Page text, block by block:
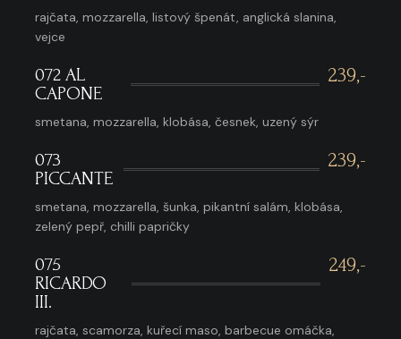
rajčata, mozzarella, listový špenát, anglická slanina,
vejce
072 AL
CAPONE
239,-
smetana, mozzarella, klobása, česnek, uzený sýr
073
PICCANTE
239,-
smetana, mozzarella, šunka, pikantní salám, klobása,
zelený pepř, chilli papričky
075
RICARDO
III.
249,-
rajčata, scamorza, kuřecí maso, barbecue omáčka,